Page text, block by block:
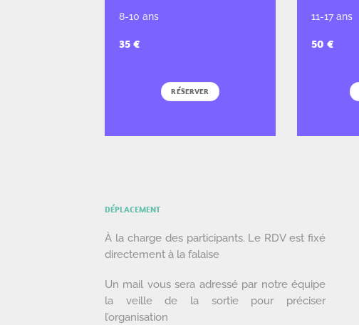
8-10 ans
RÉSERVER
11-17 ans
DÉPLACEMENT
À la charge des participants. Le RDV est fixé
directement à la falaise
Un mail vous sera adressé par notre équipe
la veille de la sortie pour préciser
l’organisation